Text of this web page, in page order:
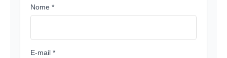
Nome *
E-mail *